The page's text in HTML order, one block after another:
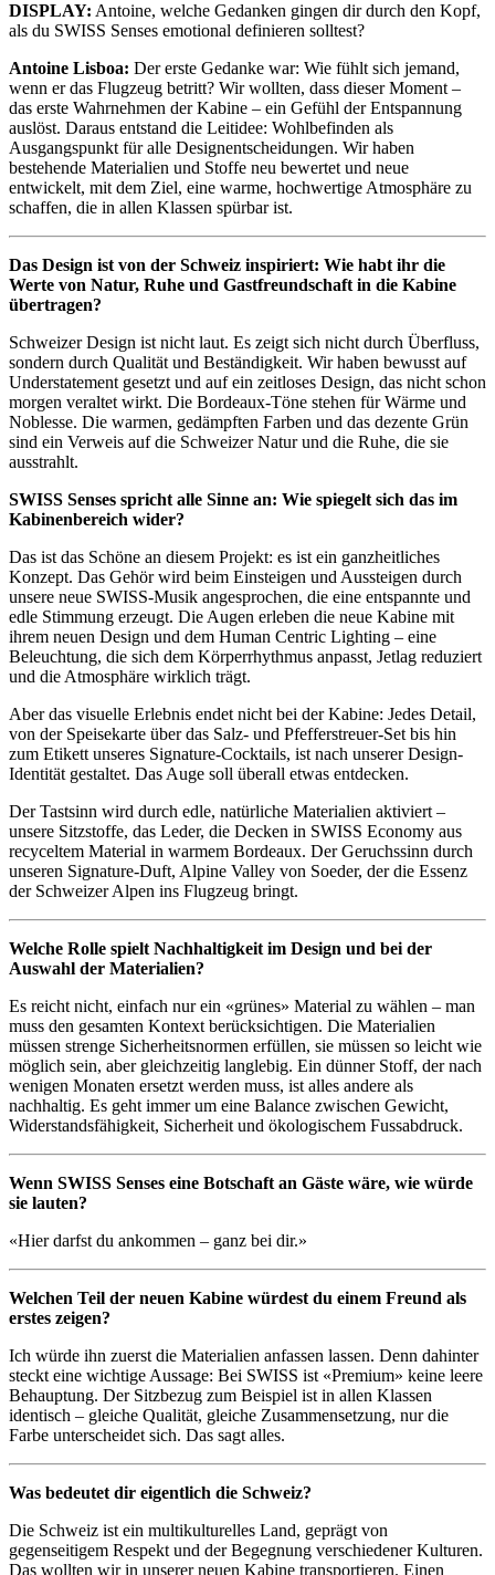
DISPLAY: Antoine, welche Gedanken gingen dir durch den Kopf,
als du SWISS Senses emotional definieren solltest?
Antoine Lisboa: Der erste Gedanke war: Wie fühlt sich jemand,
wenn er das Flugzeug betritt? Wir wollten, dass dieser Moment –
das erste Wahrnehmen der Kabine – ein Gefühl der Entspannung
auslöst. Daraus entstand die Leitidee: Wohlbefinden als
Ausgangspunkt für alle Designentscheidungen. Wir haben
bestehende Materialien und Stoffe neu bewertet und neue
entwickelt, mit dem Ziel, eine warme, hochwertige Atmosphäre zu
schaffen, die in allen Klassen spürbar ist.
Das Design ist von der Schweiz inspiriert: Wie habt ihr die
Werte von Natur, Ruhe und Gastfreundschaft in die Kabine
übertragen?
Schweizer Design ist nicht laut. Es zeigt sich nicht durch Überfluss,
sondern durch Qualität und Beständigkeit. Wir haben bewusst auf
Understatement gesetzt und auf ein zeitloses Design, das nicht schon
morgen veraltet wirkt. Die Bordeaux-Töne stehen für Wärme und
Noblesse. Die warmen, gedämpften Farben und das dezente Grün
sind ein Verweis auf die Schweizer Natur und die Ruhe, die sie
ausstrahlt.
SWISS Senses spricht alle Sinne an: Wie spiegelt sich das im
Kabinenbereich wider?
Das ist das Schöne an diesem Projekt: es ist ein ganzheitliches
Konzept. Das Gehör wird beim Einsteigen und Aussteigen durch
unsere neue SWISS-Musik angesprochen, die eine entspannte und
edle Stimmung erzeugt. Die Augen erleben die neue Kabine mit
ihrem neuen Design und dem Human Centric Lighting – eine
Beleuchtung, die sich dem Körperrhythmus anpasst, Jetlag reduziert
und die Atmosphäre wirklich trägt.
Aber das visuelle Erlebnis endet nicht bei der Kabine: Jedes Detail,
von der Speisekarte über das Salz- und Pfefferstreuer-Set bis hin
zum Etikett unseres Signature-Cocktails, ist nach unserer Design-
Identität gestaltet. Das Auge soll überall etwas entdecken.
Der Tastsinn wird durch edle, natürliche Materialien aktiviert –
unsere Sitzstoffe, das Leder, die Decken in SWISS Economy aus
recyceltem Material in warmem Bordeaux. Der Geruchssinn durch
unseren Signature-Duft, Alpine Valley von Soeder, der die Essenz
der Schweizer Alpen ins Flugzeug bringt.
Welche Rolle spielt Nachhaltigkeit im Design und bei der
Auswahl der Materialien?
Es reicht nicht, einfach nur ein «grünes» Material zu wählen – man
muss den gesamten Kontext berücksichtigen. Die Materialien
müssen strenge Sicherheitsnormen erfüllen, sie müssen so leicht wie
möglich sein, aber gleichzeitig langlebig. Ein dünner Stoff, der nach
wenigen Monaten ersetzt werden muss, ist alles andere als
nachhaltig. Es geht immer um eine Balance zwischen Gewicht,
Widerstandsfähigkeit, Sicherheit und ökologischem Fussabdruck.
Wenn SWISS Senses eine Botschaft an Gäste wäre, wie würde
sie lauten?
«Hier darfst du ankommen – ganz bei dir.»
Welchen Teil der neuen Kabine würdest du einem Freund als
erstes zeigen?
Ich würde ihn zuerst die Materialien anfassen lassen. Denn dahinter
steckt eine wichtige Aussage: Bei SWISS ist «Premium» keine leere
Behauptung. Der Sitzbezug zum Beispiel ist in allen Klassen
identisch – gleiche Qualität, gleiche Zusammensetzung, nur die
Farbe unterscheidet sich. Das sagt alles.
Was bedeutet dir eigentlich die Schweiz?
Die Schweiz ist ein multikulturelles Land, geprägt von
gegenseitigem Respekt und der Begegnung verschiedener Kulturen.
Das wollten wir in unserer neuen Kabine transportieren. Einen